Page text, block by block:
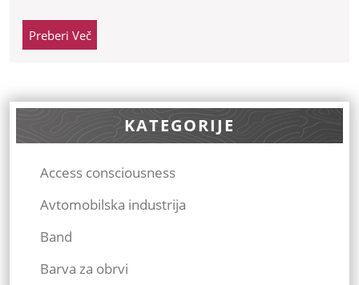
Preberi VečPreberi
Več
KATEGORIJE
Access consciousness
Avtomobilska industrija
Band
Barva za obrvi